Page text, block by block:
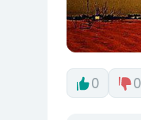
0 0